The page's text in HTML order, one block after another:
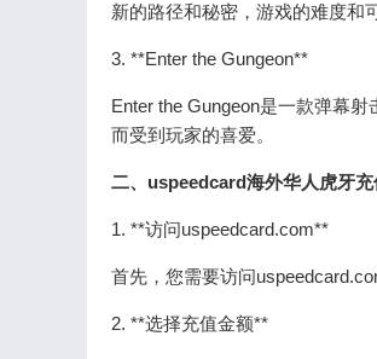
新的路径和秘密，游戏的难度和
3. **Enter the Gungeon**
Enter the Gungeon是一款弹幕
而受到玩家的喜爱。
二、uspeedcard海外华人虎牙充
1. **访问uspeedcard.com**
首先，您需要访问
2. **选择充值金额**